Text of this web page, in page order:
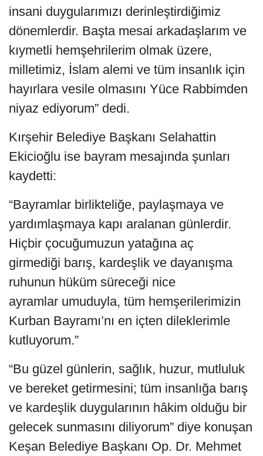
insani duygularımızı derinleştirdiğimiz
dönemlerdir. Başta mesai arkadaşlarım ve
kıymetli hemşehrilerim olmak üzere,
milletimiz, İslam alemi ve tüm insanlık için
hayırlara vesile olmasını Yüce Rabbimden
niyaz ediyorum” dedi.
Kırşehir Belediye Başkanı Selahattin
Ekicioğlu ise bayram mesajında şunları
kaydetti:
“Bayramlar birlikteliğe, paylaşmaya ve
yardımlaşmaya kapı aralanan günlerdir.
Hiçbir çocuğumuzun yatağına aç
girmediği barış, kardeşlik ve dayanışma
ruhunun hüküm süreceği nice
ayramlar umuduyla, tüm hemşerilerimizin
Kurban Bayramı’nı en içten dileklerimle
kutluyorum.”
“Bu güzel günlerin, sağlık, huzur, mutluluk
ve bereket getirmesini; tüm insanlığa barış
ve kardeşlik duygularının hâkim olduğu bir
gelecek sunmasını diliyorum” diye konuşan
Keşan Belediye Başkanı Op. Dr. Mehmet